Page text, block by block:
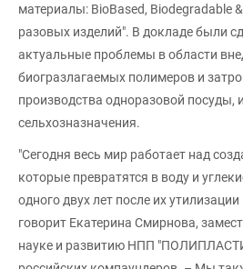
материалы: BioBased, Biodegradable
разовых изделий". В докладе были
актуальные проблемы в области
биогразлагаемых полимеров и
производства одноразовой посуды,
сельхозназначения.
"Сегодня весь мир работает над
которые превратятся в воду и
одного двух лет после их
говорит Екатерина Смирнова,
науке и развитию НПП